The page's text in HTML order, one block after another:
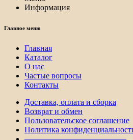
Информация
Главное меню
Главная
Каталог
О нас
Частые вопросы
Контакты
Доставка, оплата и сборка
Возврат и обмен
Пользовательское соглашение
Политика